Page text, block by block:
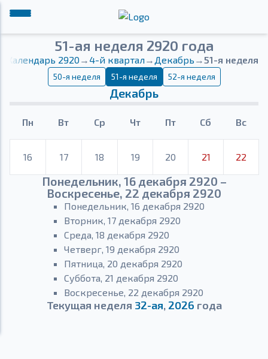
51-ая неделя 2920 года
Календарь 2920→ 4-й квартал→ Декабрь →51-я неделя
50-я неделя 51-я неделя 52-я неделя
Декабрь
Пн Вт Ср Чт Пт Сб Вс
16 17 18 19 20 21 22
Понедельник, 16 декабря 2920 –
Воскресенье, 22 декабря 2920
Понедельник, 16 декабря 2920
Вторник, 17 декабря 2920
Среда, 18 декабря 2920
Четверг, 19 декабря 2920
Пятница, 20 декабря 2920
Суббота, 21 декабря 2920
Воскресенье, 22 декабря 2920
Текущая неделя 32-ая, 2026 года